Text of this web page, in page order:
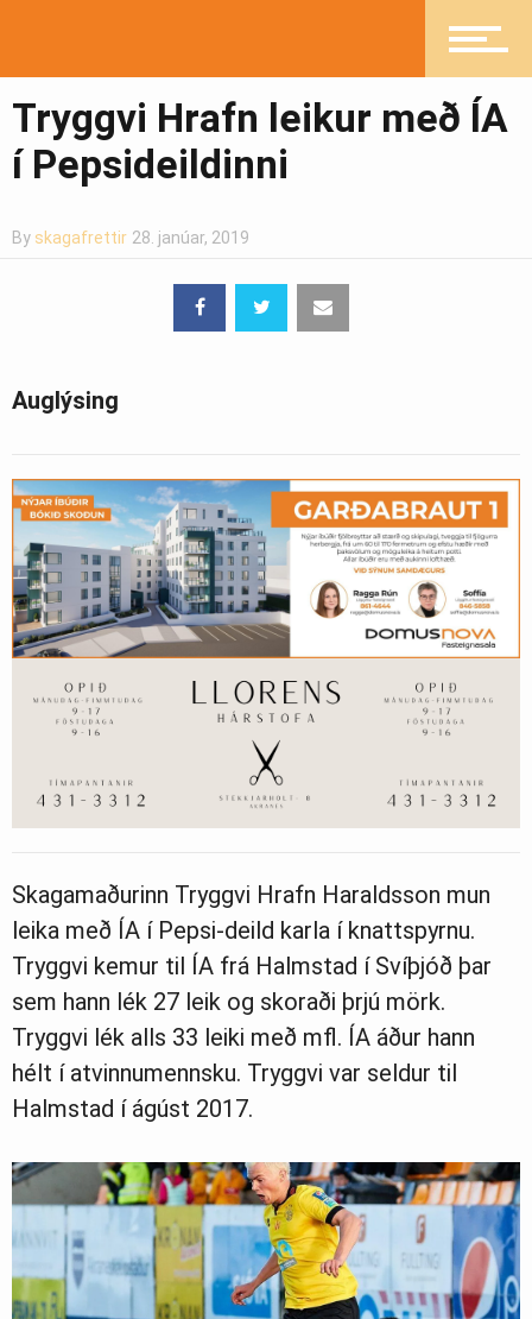
Ljósmyndasafn
Tryggvi Hrafn leikur með ÍA
í Pepsideildinni
By skagafrettir 28. janúar, 2019
Auglýsing
Skagamaðurinn Tryggvi Hrafn Haraldsson mun
leika með ÍA í Pepsi-deild karla í knattspyrnu.
Tryggvi kemur til ÍA frá Halmstad í Svíþjóð þar
sem hann lék 27 leik og skoraði þrjú mörk.
Tryggvi lék alls 33 leiki með mfl. ÍA áður hann
hélt í atvinnumennsku. Tryggvi var seldur til
Halmstad í ágúst 2017.